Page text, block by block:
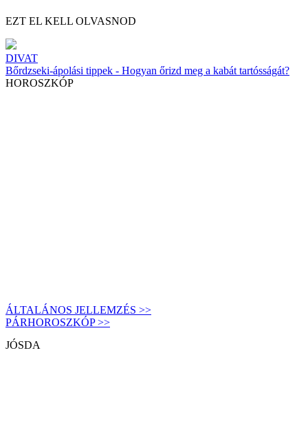
EZT EL KELL OLVASNOD
DIVAT
Bőrdzseki-ápolási tippek - Hogyan őrizd meg a kabát tartósságát?
HOROSZKÓP
ÁLTALÁNOS JELLEMZÉS >>
PÁRHOROSZKÓP >>
JÓSDA